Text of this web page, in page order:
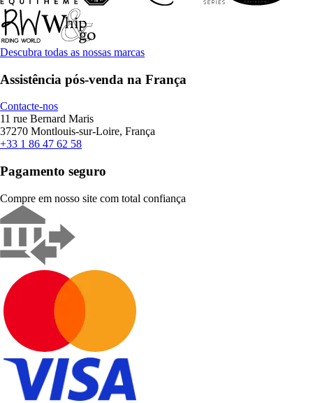
Descubra todas as nossas marcas
Assistência pós-venda na França
Contacte-nos
11 rue Bernard Maris
37270 Montlouis-sur-Loire, França
+33 1 86 47 62 58
Pagamento seguro
Compre em nosso site com total confiança